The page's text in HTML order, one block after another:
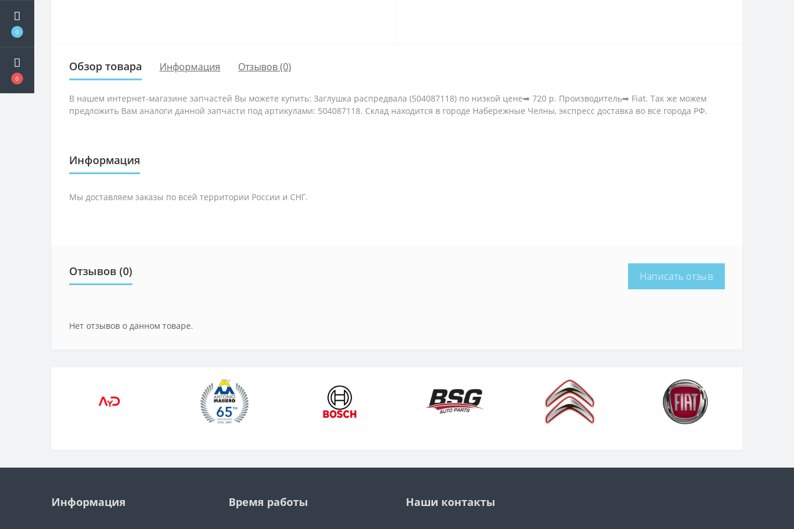
0
0
Обзор товара Информация Отзывов (0)
В нашем интернет-магазине запчастей Вы можете купить: Заглушка распредвала (504087118) по низкой цене➡ 720 р. Производитель➡ Fiat. Так же можем
предложить Вам аналоги данной запчасти под артикулами: 504087118. Склад находится в городе Набережные Челны, экспресс доставка во все города РФ.
Информация
Мы доставляем заказы по всей территории России и СНГ.
Отзывов (0) Написать отзыв
Нет отзывов о данном товаре.
Информация Время работы Наши контакты